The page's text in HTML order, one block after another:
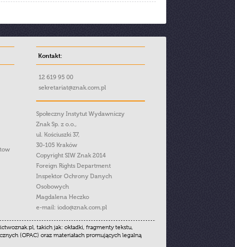
Kontakt:
12 619 95 00
sekretariat@znak.com.pl
Społeczny Instytut Wydawniczy
Znak Sp. z o.o.,
ul. Kościuszki 37,
30-105 Kraków
Copyright SIW Znak 2014
Foreign Rights Department
Inspektor Ochrony Danych
Osobowych
Magdalena Heczko
e-mail: iodo@znak.com.pl
takich jak: okładki, fragmenty tekstu,
(OPAC) oraz materiałach promujących legalną